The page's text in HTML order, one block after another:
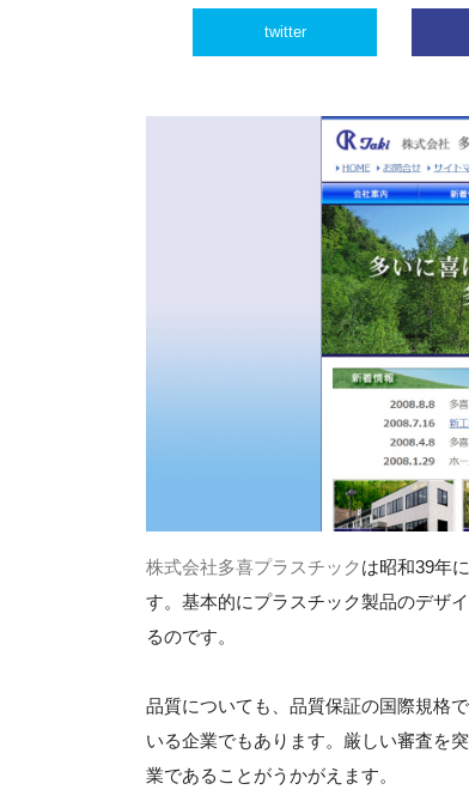
twitter
株式会社多喜プラスチック は昭和39年
す。基本的にプラスチック製品のデザ
るのです。
品質についても、品質保証の国際規格
いる企業でもあります。厳しい審査を
業であることがうかがえます。